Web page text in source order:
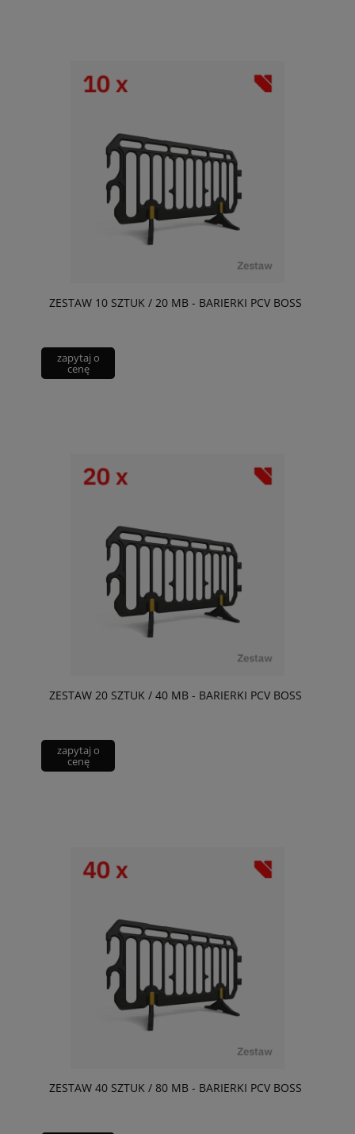
ZESTAW 10 SZTUK / 20 MB - BARIERKI PCV BOSS
zapytaj o
cenę
ZESTAW 20 SZTUK / 40 MB - BARIERKI PCV BOSS
zapytaj o
cenę
ZESTAW 40 SZTUK / 80 MB - BARIERKI PCV BOSS